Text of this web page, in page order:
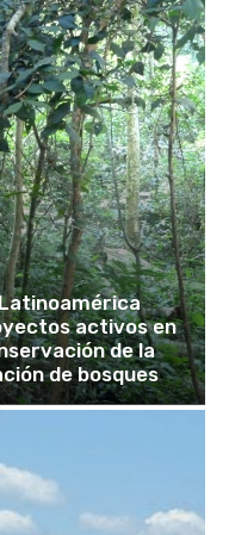
activos en
de la
de bosques